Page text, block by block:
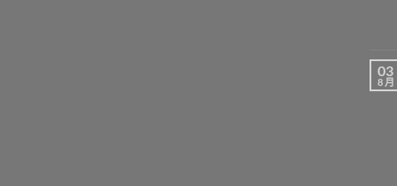
03
8 月